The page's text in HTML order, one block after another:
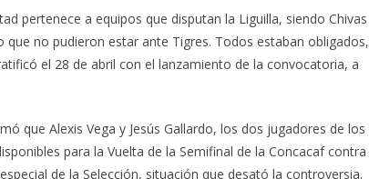
pertenece a equipos que disputan la Liguilla, siendo Chivas
no pudieron estar ante Tigres. Todos estaban obligados,
el 28 de abril con el lanzamiento de la convocatoria, a
que Alexis Vega y Jesús Gallardo, los dos jugadores de los
para la Vuelta de la Semifinal de la Concacaf contra
de la Selección, situación que desató la controversia.